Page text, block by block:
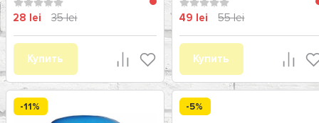
28 lei 35 lei
Купить
49 lei 55 lei
Купить
-11% -5%